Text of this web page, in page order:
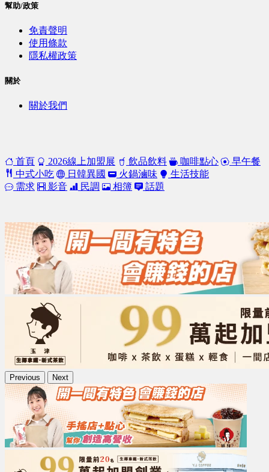
幫助/政策
免責聲明
使用條款
隱私權政策
關於
關於我們
首頁 2026線上加盟展 飲品飲料 咖啡點心
早午餐
中式小吃
日韓異國 火鍋滷味
生活技能
需求
影音 民調 相簿 話題
Previous Next